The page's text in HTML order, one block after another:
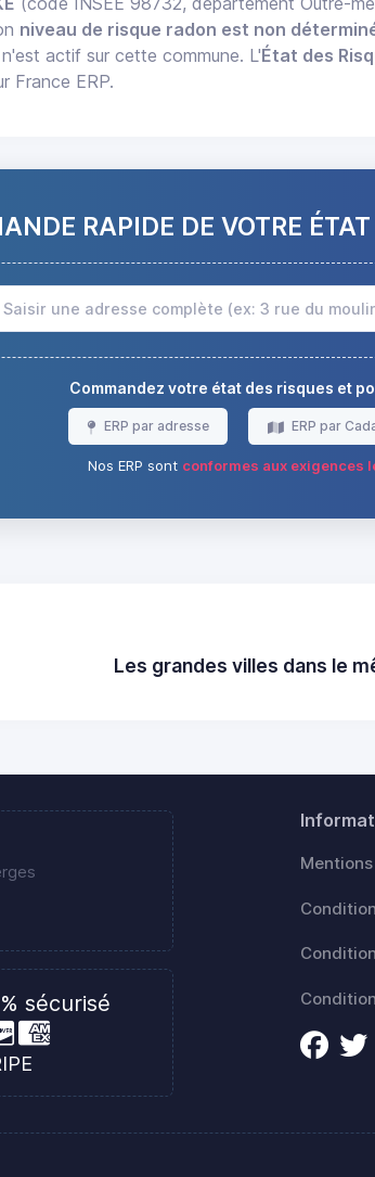
niveau de risque radon est non
actif sur cette commune. L'État des
France ERP.
RAPIDE DE VOTRE
Commandez votre état des risques et
ERP par adresse ERP par
Nos ERP sont conformes aux exigences
Les grandes villes dans le
sécurisé